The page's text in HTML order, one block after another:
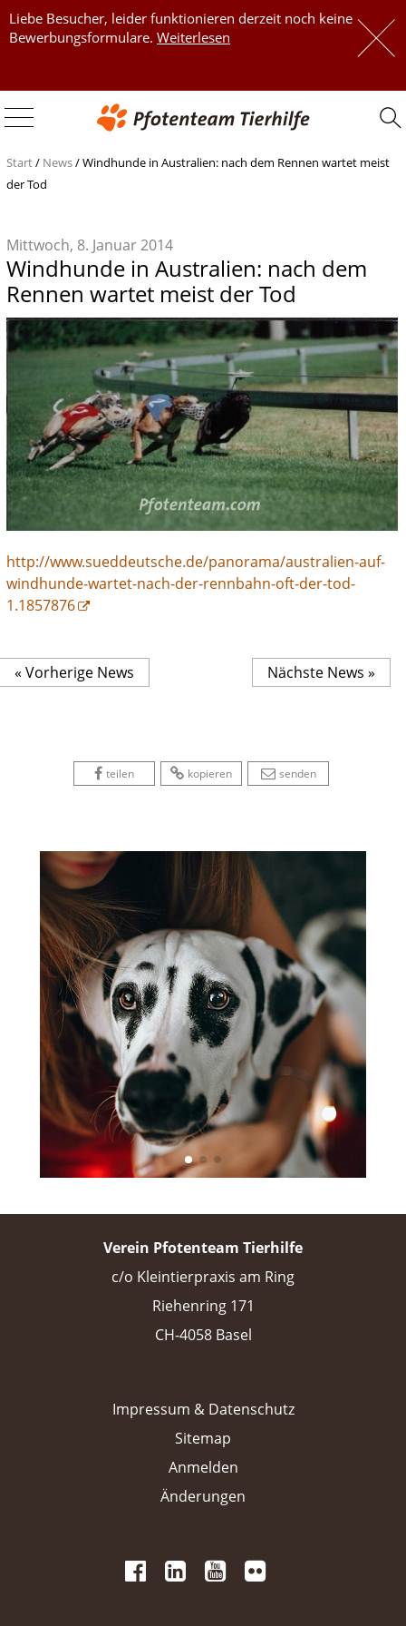
Liebe Besucher, leider funktionieren derzeit noch keine
Bewerbungsformulare. Weiterlesen
Start/ News/Windhunde in Australien: nach dem Rennen wartet meist
der Tod
Mittwoch, 8. Januar 2014
Windhunde in Australien: nach dem
Rennen wartet meist der Tod
http://www.sueddeutsche.de/panorama/australien-auf-
windhunde-wartet-nach-der-rennbahn-oft-der-tod-
1.1857876
Nächste News »
« Vorherige News
teilen kopieren senden
Verein Pfotenteam Tierhilfe
c/o Kleintierpraxis am Ring
Riehenring 171
CH-4058 Basel
Impressum & Datenschutz
Sitemap
Anmelden
Änderungen